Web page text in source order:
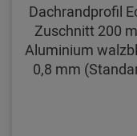
Dachrandprofil
Zuschnitt 200
Aluminium
0,8 mm